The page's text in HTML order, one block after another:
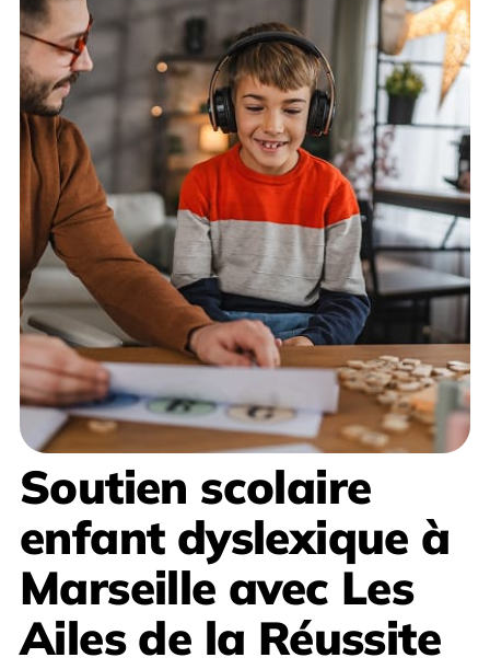
Soutien scolaire
enfant dyslexique à
Marseille avec Les
Ailes de la Réussite